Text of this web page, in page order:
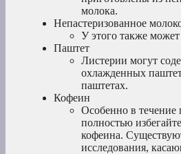
молока.
Непастеризованное
У этого также
Паштет
Листерии могут
охлажденных
паштетах.
Кофеин
Особенно в течение
полностью
кофеина.
исследования,